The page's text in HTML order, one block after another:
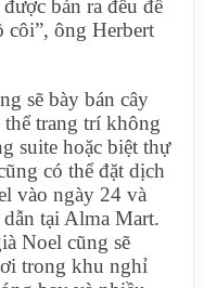
bán ra đều để
côi”, ông Herbert
sẽ bày bán cây
trang trí không
suite hoặc biệt thự
có thể đặt dịch
vào ngày 24 và
tại Alma Mart.
Noel cũng sẽ
trong khu nghỉ